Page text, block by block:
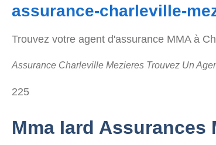
assurance-charleville-
Trouvez votre agent d'assurance MMA à
Assurance Charleville Mezieres Trouvez Un
225
Mma Iard Assurances